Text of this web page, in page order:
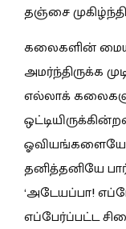
தஞ்சை
கலைகளின்
அமர்ந்திருக்க
எல்லாக்
தனித்தனியே
‘அடேயப்பா!
எப்பேர்ப்பட்ட